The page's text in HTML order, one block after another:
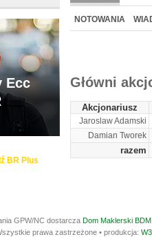
BR LAB
NOTOWANIA
Główni
Akcjonariusz
Jaroslaw Adamski
Damian Tworek
razem
Ecc
BR Plus
GPW/NC dostarcza Dom Maklerski
prawa zastrzeżone • produkcja: